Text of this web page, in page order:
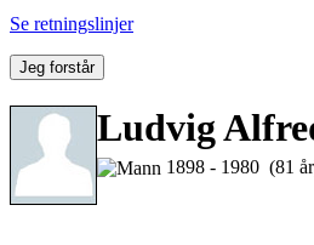
Se retningslinjer
Jeg forstår
Ludvig
1898 - 1980 (81